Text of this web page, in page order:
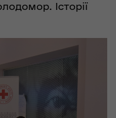
Історії